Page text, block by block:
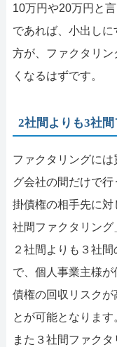
10万円や20万円と
であれば、小出し
方が、ファクタリン
くなるはずです。
2社間よりも3社
ファクタリングに
グ会社の間だけで
掛債権の相手先に対
社間ファクタリング
２社間よりも３社
で、個人事業主様
債権の回収リスクが
とが可能となります
また３社間ファク